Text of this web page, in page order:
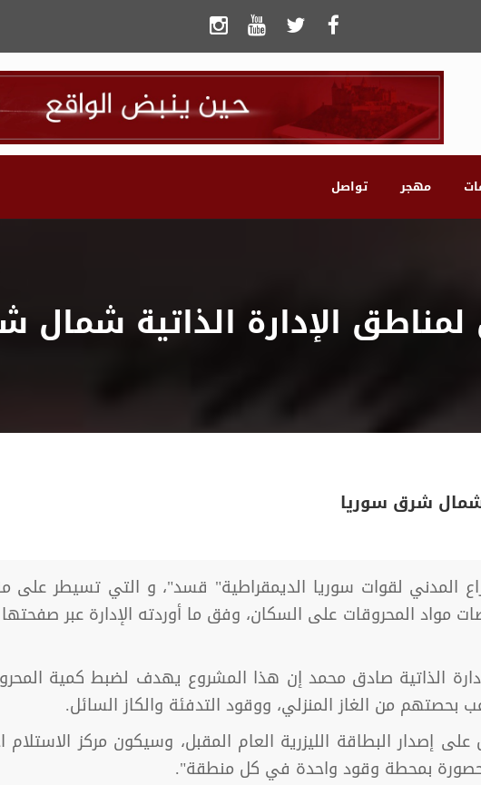
مهجر تواصل
الإدارة الذاتية
شمال شرق سوريا
المدني لقوات سوريا الديمقراطية" قسد"، و التي تسيطر
مواد المحروقات على السكان، وفق ما أوردته الإدارة عبر
الذاتية صادق محمد إن هذا المشروع يهدف لضبط كمية
من الغاز المنزلي، ووقود التدفئة والكاز السائل.
إصدار البطاقة الليزرية العام المقبل، وسيكون مركز الاستلام
محصورة بمحطة وقود واحدة في كل منطقة".